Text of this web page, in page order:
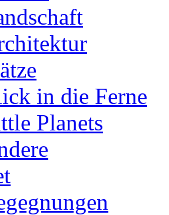
in die Ferne
Planets